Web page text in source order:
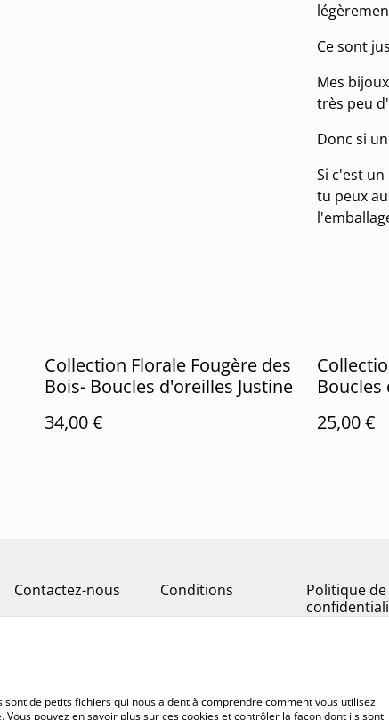
Ce sont
Mes
très peu
Donc si
Si c'est
tu peux
Collection Florale Fougère des
Bois- Boucles d'oreilles Justine
34,00 €
Boucles
25,00 €
Contactez-nous Conditions
Politique de
sont de petits fichiers qui nous aident à comprendre comment vous utilisez
pouvez en savoir plus sur ces cookies et contrôler la façon dont ils sont